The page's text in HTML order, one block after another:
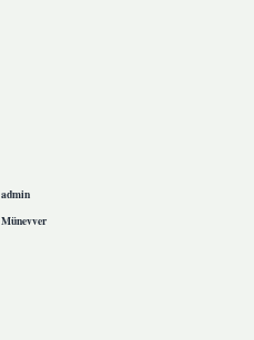
admin
Münevver